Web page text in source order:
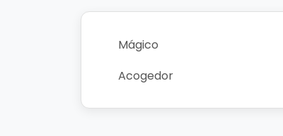
Mágico
Acogedor